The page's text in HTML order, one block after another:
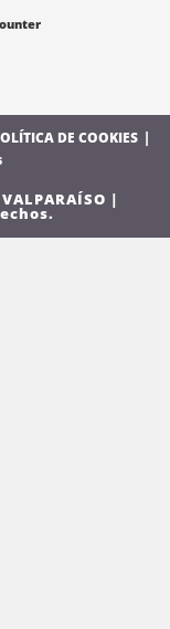
DE COOKIES
|